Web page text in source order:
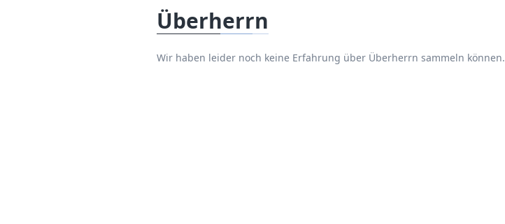
Überherrn
Wir haben leider noch keine Erfahrung über Überherrn sammeln können.